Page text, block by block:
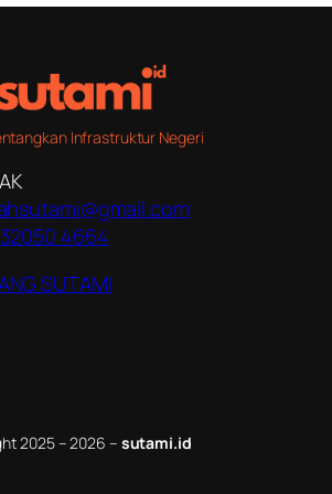
Infrastruktur Negeri
4664
SUTAMI
2025 – 2026 – sutami.id